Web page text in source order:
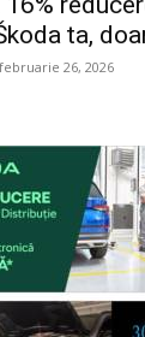
ta,
februarie 26, 2026